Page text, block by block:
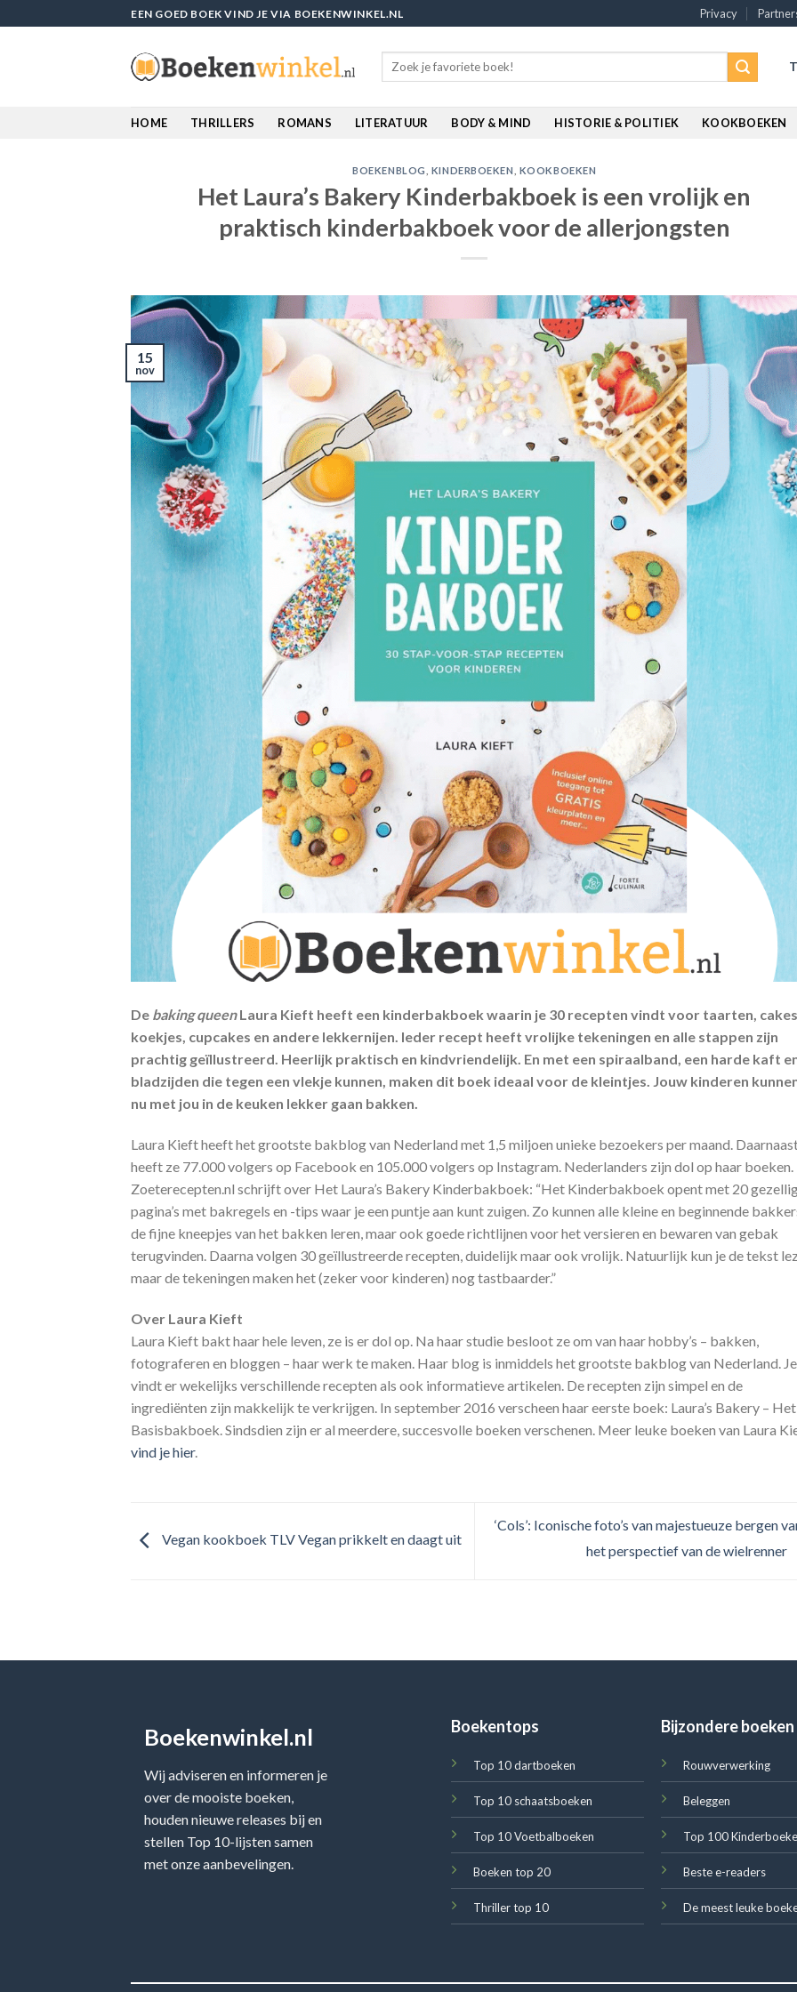
to
EEN GOED BOEK VIND JE VIA BOEKENWINKEL.NL Privacy
Search
HOME THRILLERS ROMANS LITERATUUR BODY & MIND HISTORIE & POLITIEK KOOKBOEKEN
BOEKENBLOG KINDERBOEKEN KOOKBOEKEN
Het Laura’s Bakery Kinderbakboek is een vrolijk en
praktisch kinderbakboek voor de allerjongsten
15
nov
De baking queenLaura Kieft heeft een kinderbakboek waarin je 30 recepten vindt voor taarten,
koekjes, cupcakes en andere lekkernijen. Ieder recept heeft vrolijke tekeningen en alle stappen zijn
prachtig geïllustreerd. Heerlijk praktisch en kindvriendelijk. En met een spiraalband, een harde kaft
bladzijden die tegen een vlekje kunnen, maken dit boek ideaal voor de kleintjes. Jouw kinderen
nu met jou in de keuken lekker gaan bakken.
Laura Kieft heeft het grootste bakblog van Nederland met 1,5 miljoen unieke bezoekers per maand.
heeft ze 77.000 volgers op Facebook en 105.000 volgers op Instagram. Nederlanders zijn dol op haar boeken.
Zoeterecepten.nl schrijft over Het Laura’s Bakery Kinderbakboek: “Het Kinderbakboek opent met 20
pagina’s met bakregels en -tips waar je een puntje aan kunt zuigen. Zo kunnen alle kleine en beginnende
de fijne kneepjes van het bakken leren, maar ook goede richtlijnen voor het versieren en bewaren van gebak
terugvinden. Daarna volgen 30 geïllustreerde recepten, duidelijk maar ook vrolijk. Natuurlijk kun je de tekst
maar de tekeningen maken het (zeker voor kinderen) nog tastbaarder.”
Over Laura Kieft
Laura Kieft bakt haar hele leven, ze is er dol op. Na haar studie besloot ze om van haar hobby’s – bakken,
fotograferen en bloggen – haar werk te maken. Haar blog is inmiddels het grootste bakblog van Nederland. Je
vindt er wekelijks verschillende recepten als ook informatieve artikelen. De recepten zijn simpel en de
ingrediënten zijn makkelijk te verkrijgen. In september 2016 verscheen haar eerste boek: Laura’s Bakery – Het
Basisbakboek. Sindsdien zijn er al meerdere, succesvolle boeken verschenen. Meer leuke boeken van Laura
vind je hier.
Vegan kookboek TLV Vegan prikkelt en daagt uit
‘Cols’: Iconische foto’s van majestueuze bergen
het perspectief van de wielrenner
Boekenwinkel.nl
Wij adviseren en informeren je
over de mooiste boeken,
houden nieuwe releases bij en
stellen Top 10-lijsten samen
met onze aanbevelingen.
Boekentops
Top 10 dartboeken
Top 10 schaatsboeken
Top 10 Voetbalboeken
Boeken top 20
Thriller top 10
Bijzondere boeken
Rouwverwerking
Beleggen
Top 100
Beste e-readers
De meest leuke